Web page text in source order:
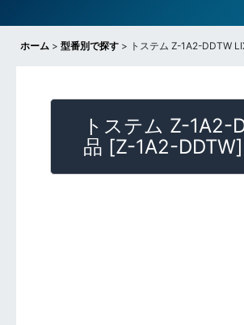
ホーム > 型番別で探す > トステム Z-1A2-DDTW
トステム Z-1A2-
品 [Z-1A2-DDTW]